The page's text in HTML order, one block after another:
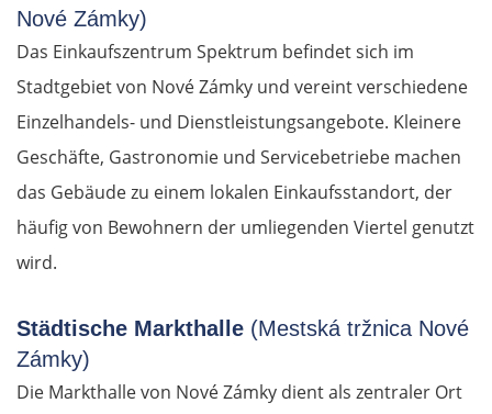
Nové Zámky)
Das Einkaufszentrum Spektrum befindet sich im
Stadtgebiet von Nové Zámky und vereint verschiedene
Einzelhandels- und Dienstleistungsangebote. Kleinere
Geschäfte, Gastronomie und Servicebetriebe machen
das Gebäude zu einem lokalen Einkaufsstandort, der
häufig von Bewohnern der umliegenden Viertel genutzt
wird.
Städtische Markthalle (Mestská tržnica Nové
Zámky)
Die Markthalle von Nové Zámky dient als zentraler Ort